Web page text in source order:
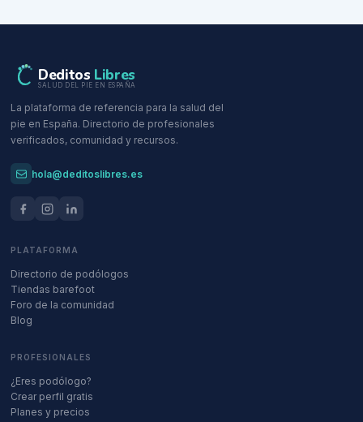
Deditos Libres
SALUD DEL PIE EN ESPAÑA
La plataforma de referencia para la salud del
pie en España. Directorio de profesionales
verificados, comunidad y recursos.
hola@deditoslibres.es
PLATAFORMA
Directorio de podólogos
Tiendas barefoot
Foro de la comunidad
Blog
PROFESIONALES
¿Eres podólogo?
Crear perfil gratis
Planes y precios